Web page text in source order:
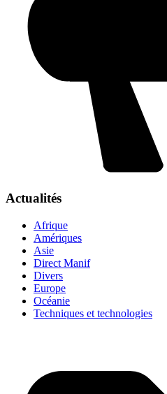
Actualités
Afrique
Amériques
Asie
Direct Manif
Divers
Europe
Océanie
Techniques et technologies